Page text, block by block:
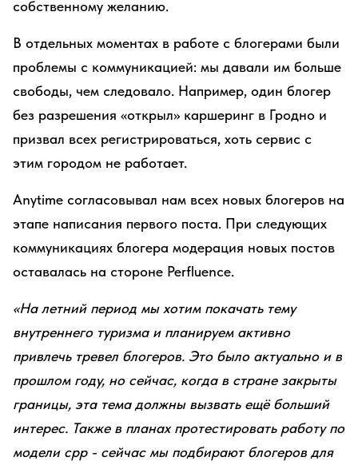
собственному желанию.
В отдельных моментах в работе с блогерами были
проблемы с коммуникацией: мы давали им больше
свободы, чем следовало. Например, один блогер
без разрешения «открыл» каршеринг в Гродно и
призвал всех регистрироваться, хоть сервис с
этим городом не работает.
Anytime согласовывал нам всех новых блогеров на
этапе написания первого поста. При следующих
коммуникациях блогера модерация новых постов
оставалась на стороне Perfluence.
«На летний период мы хотим покачать тему
внутреннего туризма и планируем активно
привлечь тревел блогеров. Это было актуально и в
прошлом году, но сейчас, когда в стране закрыты
границы, эта тема должны вызвать ещё больший
интерес. Также в планах протестировать работу по
модели cpp - сейчас мы подбирают блогеров для